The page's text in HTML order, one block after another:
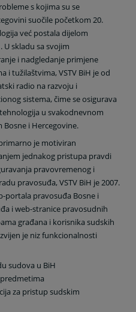
s kojima su se
suočile početkom 20.
već postala dijelom
U skladu sa svojim
i nadgledanje primjene
i tužilaštvima, VSTV BiH je od
radio na razvoju i
sistema, čime se osigurava
u svakodnevnom
i Hercegovine.
je motiviran
jednakog pristupa pravdi
pravovremenog i
pravosuđa, VSTV BiH je 2007.
portala pravosuđa Bosne i
i web-stranice pravosudnih
građana i korisnika sudskih
je niz funkcionalnosti
sudova u BiH
za pristup sudskim